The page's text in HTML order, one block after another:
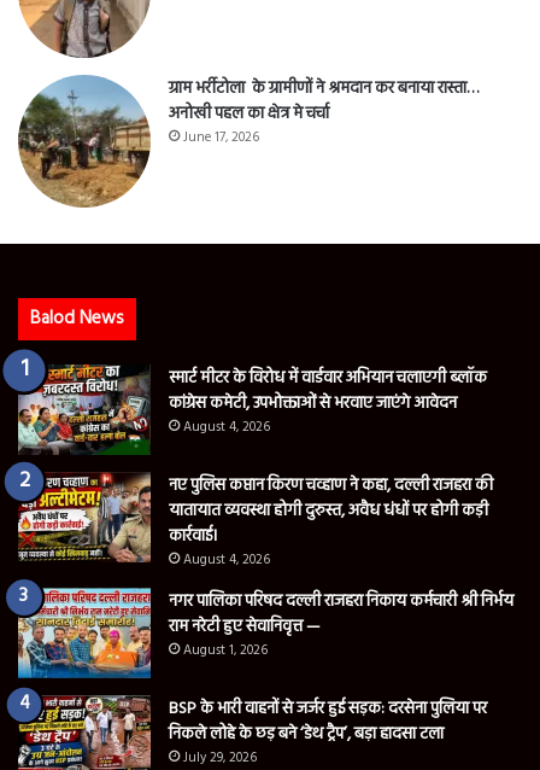
ग्राम भर्रीटोला के ग्रामीणों ने श्रमदान कर बनाया रास्ता…
अनोखी पहल का क्षेत्र मे चर्चा
June 17, 2026
Balod News
स्मार्ट मीटर के विरोध में वार्डवार अभियान चलाएगी ब्लॉक
कांग्रेस कमेटी, उपभोक्ताओं से भरवाए जाएंगे आवेदन
August 4, 2026
नए पुलिस कप्तान किरण चव्हाण ने कहा, दल्ली राजहरा की
यातायात व्यवस्था होगी दुरुस्त, अवैध धंधों पर होगी कड़ी
कार्रवाई।
August 4, 2026
नगर पालिका परिषद दल्ली राजहरा निकाय कर्मचारी श्री निर्भय
राम नरेटी हुए सेवानिवृत्त —
August 1, 2026
BSP के भारी वाहनों से जर्जर हुई सड़क: दरसेना पुलिया पर
निकले लोहे के छड़ बने ‘डेथ ट्रैप’, बड़ा हादसा टला
July 29, 2026